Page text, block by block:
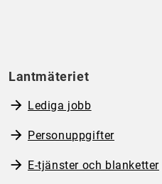
Lantmäteriet
Lediga jobb
Personuppgifter
E-tjänster och blanketter